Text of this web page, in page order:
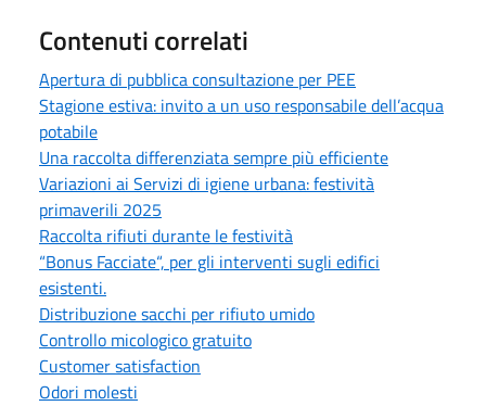
Contenuti correlati
Apertura di pubblica consultazione per PEE
Stagione estiva: invito a un uso responsabile dell’acqua
potabile
Una raccolta differenziata sempre più efficiente
Variazioni ai Servizi di igiene urbana: festività
primaverili 2025
Raccolta rifiuti durante le festività
“Bonus Facciate“, per gli interventi sugli edifici
esistenti.
Distribuzione sacchi per rifiuto umido
Controllo micologico gratuito
Customer satisfaction
Odori molesti